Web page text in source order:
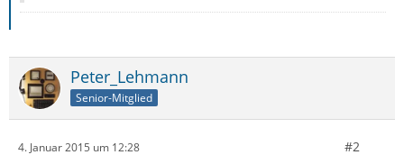
Peter_Lehmann
Senior-Mitglied
4. Januar 2015 um 12:28 #2